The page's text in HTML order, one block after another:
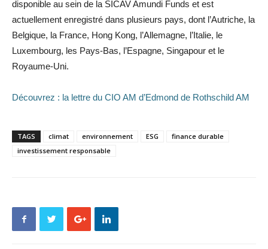
disponible au sein de la SICAV Amundi Funds et est
actuellement enregistré dans plusieurs pays, dont l’Autriche, la
Belgique, la France, Hong Kong, l’Allemagne, l’Italie, le
Luxembourg, les Pays-Bas, l’Espagne, Singapour et le
Royaume-Uni.
Découvrez : la lettre du CIO AM d’Edmond de Rothschild AM
TAGS climat environnement ESG
finance durable
investissement responsable